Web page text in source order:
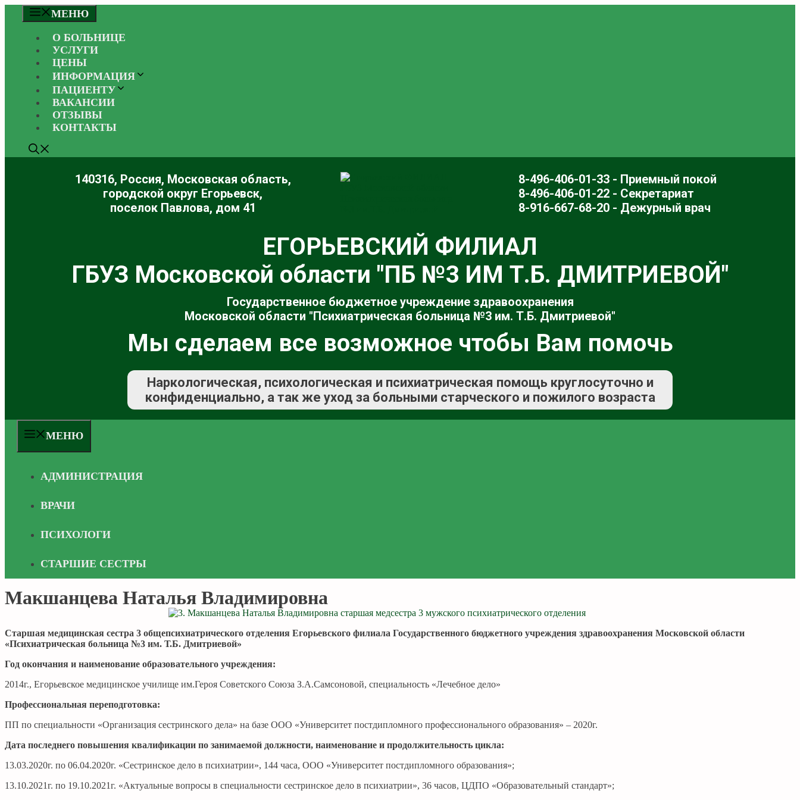
Перейти
МЕНЮ
О БОЛЬНИЦЕ
УСЛУГИ
ЦЕНЫ
ИНФОРМАЦИЯ
ПАЦИЕНТУ
ВАКАНСИИ
ОТЗЫВЫ
КОНТАКТЫ
140316, Россия, Московская область,
городской округ Егорьевск,
поселок Павлова, дом 41
8-496-406-01-33 - Приемный покой
8-496-406-01-22 - Секретариат
8-916-667-68-20 - Дежурный врач
ЕГОРЬЕВСКИЙ ФИЛИАЛ
ГБУЗ Московской области "ПБ №3 ИМ Т.Б. ДМИТРИЕВОЙ"
Государственное бюджетное учреждение здравоохранения
Московской области "Психиатрическая больница №3 им. Т.Б. Дмитриевой"
Мы сделаем все возможное чтобы Вам помочь
Наркологическая, психологическая и психиатрическая помощь круглосуточно и
конфиденциально, а так же уход за больными старческого и пожилого возраста
МЕНЮ
АДМИНИСТРАЦИЯ
ВРАЧИ
ПСИХОЛОГИ
СТАРШИЕ СЕСТРЫ
Макшанцева Наталья Владимировна
Старшая медицинская сестра 3 общепсихиатрического отделения Егорьевского филиала Государственного бюджетного учреждения здравоохранения Московской области
«Психиатрическая больница №3 им. Т.Б. Дмитриевой»
Год окончания и наименование образовательного учреждения:
2014г., Егорьевское медицинское училище им.Героя Советского Союза З.А.Самсоновой, специальность «Лечебное дело»
Профессиональная переподготовка:
ПП по специальности «Организация сестринского дела» на базе ООО «Университет постдипломного профессионального образования» – 2020г.
Дата последнего повышения квалификации по занимаемой должности, наименование и продолжительность цикла:
13.03.2020г. по 06.04.2020г. «Сестринское дело в психиатрии», 144 часа, ООО «Университет постдипломного образования»;
13.10.2021г. по 19.10.2021г. «Актуальные вопросы в специальности сестринское дело в психиатрии», 36 часов, ЦДПО «Образовательный стандарт»;